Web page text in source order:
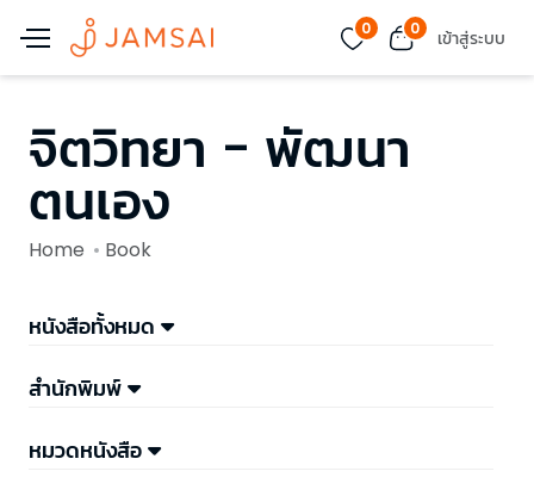
0 0 เข้าสู่ระบบ
จิตวิทยา - พัฒนา
ตนเอง
Home Book
หนังสือทั้งหมด
สำนักพิมพ์
หมวดหนังสือ